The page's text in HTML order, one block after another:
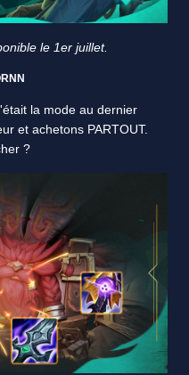
le 1er juillet.
la mode au dernier
et achetons PARTOUT.
?